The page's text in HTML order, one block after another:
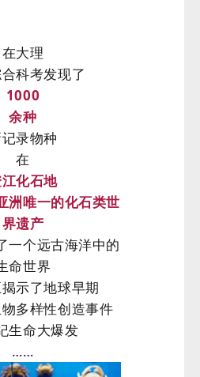
在大理
科考发现了
1000
余种
录物种
在
化石地
洲唯一的化石类世
界遗产
一个远古海洋中的
命世界
示了地球早期
多样性创造事件
生命大爆发
……